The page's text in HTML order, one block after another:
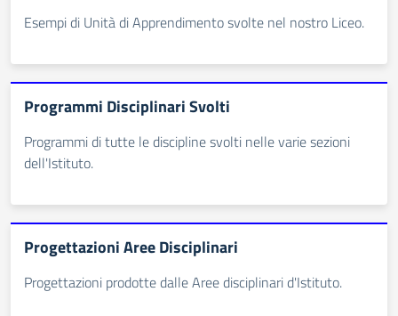
Esempi di Unità di Apprendimento svolte nel nostro Liceo.
Programmi Disciplinari Svolti
Programmi di tutte le discipline svolti nelle varie sezioni
dell'Istituto.
Progettazioni Aree Disciplinari
Progettazioni prodotte dalle Aree disciplinari d'Istituto.